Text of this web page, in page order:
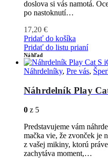
doslova si vás namotá.
po nastoknutí…
17,20 €
Pridať do košíka
Pridať do listu prianí
Náhľad
Náhrdelníky, Pre vás,
Náhrdelník Play
0 z 5
Predstavujeme vám
mačka vie, že zvonček je
z vašej mikiny, ktorú
zachytáva moment,…